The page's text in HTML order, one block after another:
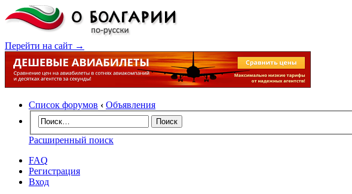
Перейти на сайт →
Список форумов ‹ Объявления
Расширенный поиск
FAQ
Регистрация
Вход